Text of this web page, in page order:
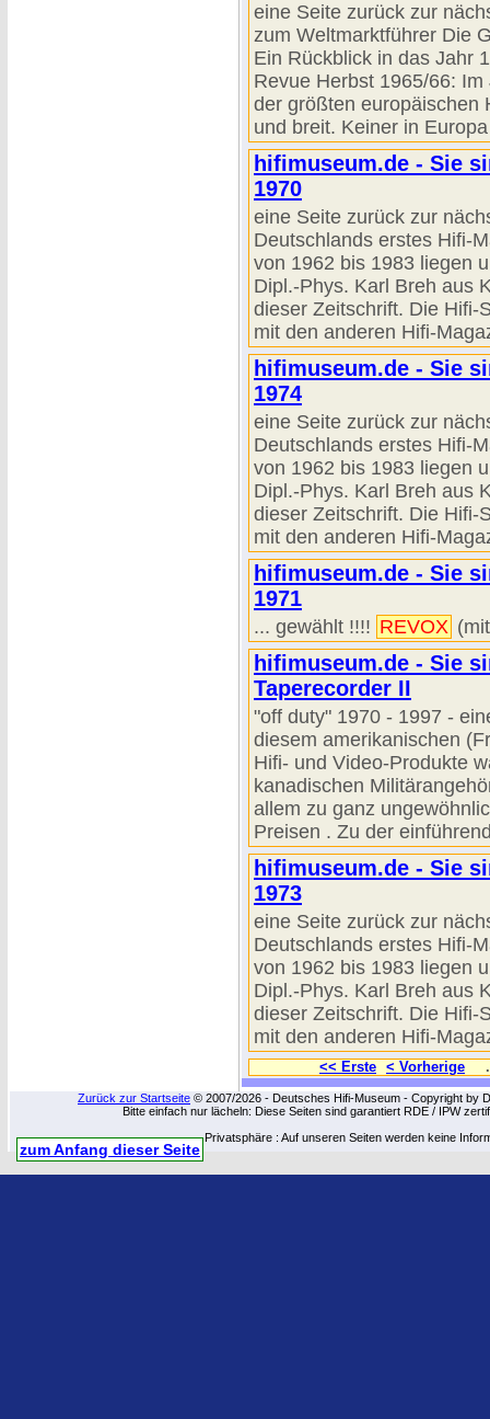
eine Seite zurück zur
zum Weltmarktführer Die
Ein Rückblick in das Jahr
Revue Herbst 1965/66:
der größten europäischen
und breit. Keiner in
hifimuseum.de - Sie
1970
eine Seite zurück zur
Deutschlands erstes Hifi-
von 1962 bis 1983 liegen
Dipl.-Phys. Karl Breh aus
dieser Zeitschrift. Die Hifi-
mit den anderen Hifi-
hifimuseum.de - Sie
1974
eine Seite zurück zur
Deutschlands erstes Hifi-
von 1962 bis 1983 liegen
Dipl.-Phys. Karl Breh aus
dieser Zeitschrift. Die Hifi-
mit den anderen Hifi-
hifimuseum.de - Sie
1971
... gewählt !!!! REVOX
hifimuseum.de - Sie
Taperecorder II
"off duty" 1970 - 1997 -
diesem amerikanischen
Hifi- und Video-Produkte
kanadischen
allem zu ganz
Preisen . Zu der
hifimuseum.de - Sie
1973
eine Seite zurück zur
Deutschlands erstes Hifi-
von 1962 bis 1983 liegen
Dipl.-Phys. Karl Breh aus
dieser Zeitschrift. Die Hifi-
mit den anderen Hifi-
<< Erste < Vorherige
Zurück zur Startseite © 2007/2026 - Deutsches Hifi-Museum - Copyright by
Bitte einfach nur lächeln: Diese Seiten sind garantiert RDE / IPW
Privatsphäre : Auf unseren Seiten werden keine
zum Anfang dieser Seite